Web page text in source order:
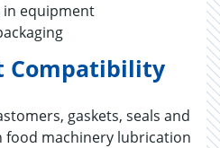
in equipment
Compatibility
gaskets, seals and
food machinery lubrication